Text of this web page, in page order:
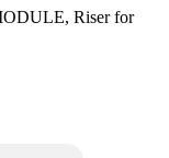
Riser for